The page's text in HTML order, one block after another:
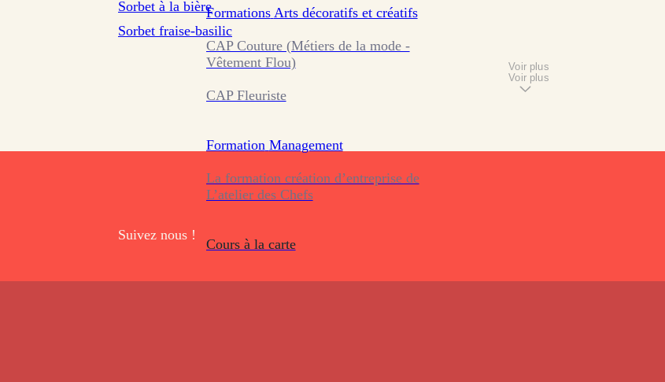
Formations Arts décoratifs et créatifs
CAP Couture (Métiers de la mode -
Vêtement Flou)
CAP Fleuriste
Formation Management
La formation création d’entreprise de
L’atelier des Chefs
Cours à la carte
Sorbet à la bière
Sorbet fraise-basilic
Voir plus
Voir plus
Suivez nous !